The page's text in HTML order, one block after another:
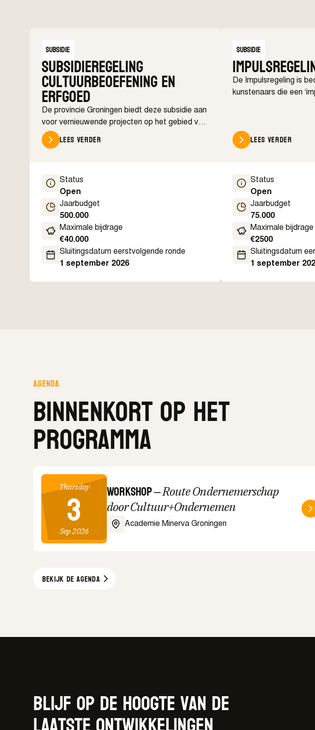
Subsidie
Subsidieregeling
cultuurbeoefening en
erfgoed
De provincie Groningen biedt deze subsidie aan
voor vernieuwende projecten op het gebied van
amateurkunst, actieve cultuurdeelname en
erfgoed. De regeling richt zich op initiatieven die
ontwikkeling als uitvoering van een project.
Lees verder
Status
Open
Jaarbudget
500.000
Maximale bijdrage
€40.000
Sluitingsdatum eerstvolgende ronde
1 september 2026
Subsidie
De Impulsregeling is
kunstenaars die een
Lees verder
Status
Open
Jaarbudget
75.000
Maximale bijdrage
€2500
Sluitingsdatum
1 september
Agenda
Binnenkort op het
programma
Thursday
3
Sep 2026
Workshop–Route Ondernemerschap
door Cultuur+Ondernemen
Academie Minerva Groningen
Bekijk de agenda
Blijf op de hoogte van de